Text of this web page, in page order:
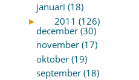
januari (18)
►
2011 (126)
december (30)
november (17)
oktober (19)
september (18)